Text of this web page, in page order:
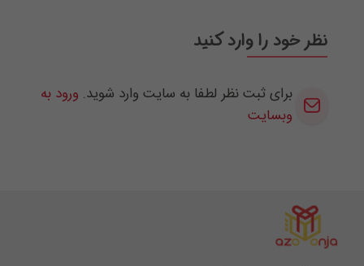
نظر خود را وارد کنید
برای ثبت نظر لطفا به سایت وارد شوید. ورود به
وبسایت